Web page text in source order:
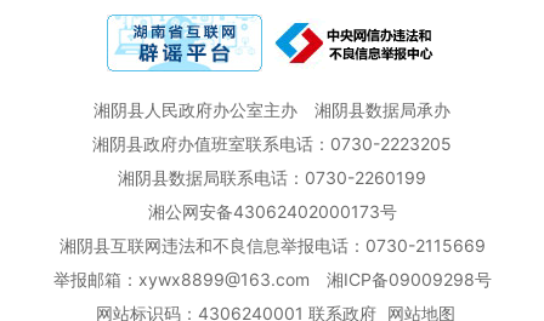
湘阴县人民政府办公室主办
湘阴县数据局承办
湘阴县政府办值班室联系电话：0730-2223205
湘阴县数据局联系电话：0730-2260199
湘公网安备43062402000173号
湘阴县互联网违法和不良信息举报电话：0730-2115669
举报邮箱：xywx8899@163.com
湘ICP备09009298号
网站标识码：4306240001 联系政府 网站地图